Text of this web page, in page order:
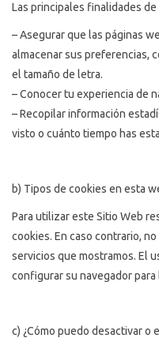
Las principales finalidades
– Asegurar que las páginas
almacenar sus preferencias,
el tamaño de letra.
– Conocer tu experiencia de
– Recopilar información
visto o cuánto tiempo has
b) Tipos de cookies en esta
Para utilizar este Sitio Web
cookies. En caso contrario,
servicios que mostramos. El
configurar su navegador
c) ¿Cómo puedo desactivar o